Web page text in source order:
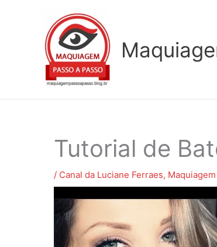
Tutorial de
/ Canal da Luciane Ferraes,